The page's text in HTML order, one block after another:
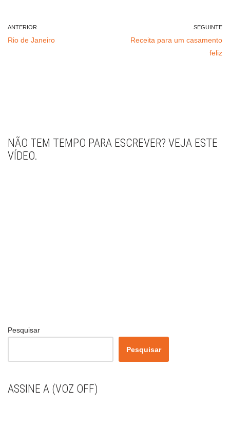
ANTERIOR
Rio de Janeiro
SEGUINTE
Receita para um casamento
feliz
NÃO TEM TEMPO PARA ESCREVER? VEJA ESTE
VÍDEO.
Pesquisar
Pesquisar
ASSINE A (VOZ OFF)